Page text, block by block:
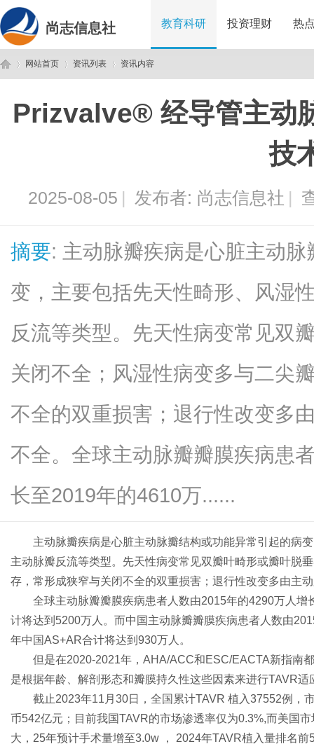
尚志信息社 教育科研 投资理财 热
网站首页
›
资讯列表
›
资讯内容
Prizvalve® 经导管主动
技
2025-08-05 | 发布者: 尚志信息社 |
摘要: 主动脉瓣疾病是心脏主动
变，主要包括先天性畸形、风湿
反流等类型。先天性病变常见双
关闭不全；风湿性病变多与二尖
不全的双重损害；退行性改变多
不全。全球主动脉瓣瓣膜疾病患
长至2019年的4610万......
主动脉瓣疾病是心脏主动脉瓣结构或功能异常引起的病
主动脉瓣反流等类型。先天性病变常见双瓣叶畸形或瓣叶脱
存，常形成狭窄与关闭不全的双重损害；退行性改变多由主
全球主动脉瓣瓣膜疾病患者人数由2015年的4290万人
计将达到5200万人。而中国主动脉瓣瓣膜疾病患者人数由
年中国AS+AR合计将达到930万人。
但是在2020-2021年，AHA/ACC和ESC/EACTA新指南
是根据年龄、解剖形态和瓣膜持久性这些因素来进行TAVR适
截止2023年11月30日，全国累计TAVR 植入37552例，
币542亿元；目前我国TAVR的市场渗透率仅为0.3%,而美国
大，25年预计手术量增至3.0w ， 2024年TAVR植入量排名